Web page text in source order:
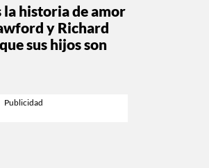
la historia de amor
y Richard
sus hijos son